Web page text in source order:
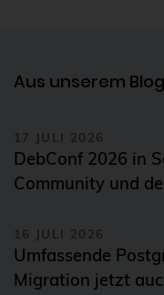
Datenrettung
DebConf
debconf24
debezium
Debian
debian 11
Aus unserem Blog
17 JULI 2026
DebConf 2026 in
Community und
16 JULI 2026
Umfassende
Migration jetzt